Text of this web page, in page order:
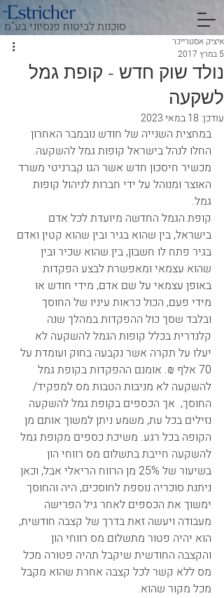
סוכנות לביטוח פנסיוני בע"מ
נולד שוק חדש - קופת גמל
לשקעה
איציק אסטרייכר
5 במרץ 2017
עודכן: 18 במאי 2023
במחצית השנייה של חודש נובמבר האחרון
החלו לנהל בישראל קופות גמל להשקעה.
מכשיר חיסכון חדש אשר הגו קברניטי משרד
האוצר ומנוהל על ידי חברות לניהול קופות
גמל.
קופת הגמל החדשה מיועדת לכל אדם
בישראל, בין שהוא בגיר ובין שהוא קטין ואדם
בגיר פתח לו חשבון, בין שהוא שכיר ובין
שהוא עצמאי ומאפשרת לבצע הפקדות
באופן עצמאי על שם אדם, מידי חודש או
מידי פעם, הכול כראות עיניו של החוסך
ובלבד שסך כול ההפקדות במהלך שנה
קלנדרית בכלל קופות הגמל להשקעה לא
יעלו על תקרה אשר נקבעה בחוק ועומדת על
70 אלף ₪. אומנם ההפקדות בקופת גמל
להשקעה לא מניבות הטבות מס למפקיד/
החוסך,  אך הכספים בקופת גמל להשקעה
נזילים בכל עת, משמע ניתן למשוך אותם מן
הקופה בכל רגע. משיכת כספים מקופת גמל
להשקעה חייבת בתשלום מס רווחי הון
בשיעור של 25% מן הרווח הריאלי אבל, וכאן
ניתנת סוכריה נוספת לחוסכים, היה והחוסך
ימשוך את הכספים לאחר גיל הפרישה
מעבודה ויעשה זאת בדרך של קצבה חודשית,
הוא יהיה פטור מתשלום מס רווחי הון
והקצבה החודשית שיקבל תהיה פטורה מכל
מס ללא קשר לכל קצבה אחרת שהוא מקבל
מכל מקור שהוא.